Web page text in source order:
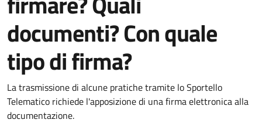
documenti? Con quale
tipo di firma?
La trasmissione di alcune pratiche tramite lo Sportello
Telematico richiede l'apposizione di una firma elettronica alla
documentazione.